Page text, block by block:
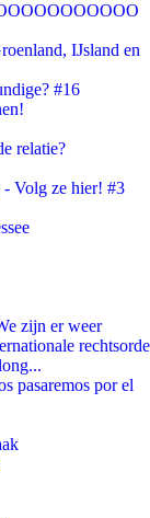
IJsland en
#16
relatie?
Volg ze hier! #3
zijn er weer
rechtsorde
pasaremos por el